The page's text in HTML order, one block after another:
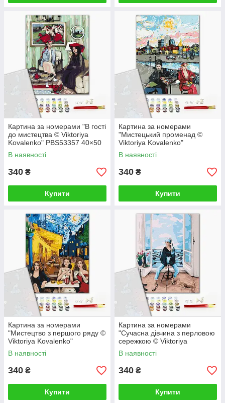
Картина за номерами "В гості
до мистецтва © Viktoriya
Kovalenko" PBS53357 40×50
см
В наявності
340 ₴
Купити
Картина за номерами
"Мистецький променад ©
Viktoriya Kovalenko"
PBS53356 40×50 см
В наявності
340 ₴
Купити
Картина за номерами
"Мистецтво з першого ряду ©
Viktoriya Kovalenko"
PBS52763 40×50 см
В наявності
340 ₴
Купити
Картина за номерами
"Сучасна дівчина з перловою
сережкою © Viktoriya
Kovalenko" PBS52762 40×50
см
В наявності
340 ₴
Купити